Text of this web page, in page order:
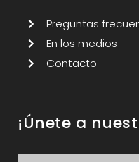
Preguntas
En los medios
Contacto
¡Únete a